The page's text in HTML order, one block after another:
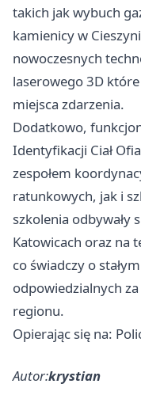
takich jak wybuch
kamienicy w
nowoczesnych
laserowego 3D
miejsca zdarzenia.
Dodatkowo,
Identyfikacji Ciał
zespołem
ratunkowych, jak i
szkolenia odbywały
Katowicach oraz na
co świadczy o
odpowiedzialnych
regionu.
Opierając się na:
Autor:krystian